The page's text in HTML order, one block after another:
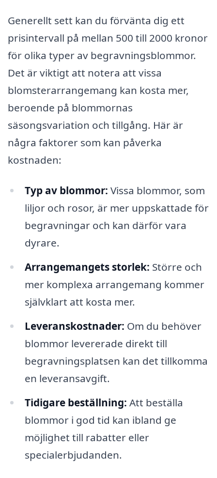
Generellt sett kan du förvänta dig ett
prisintervall på mellan 500 till 2000 kronor
för olika typer av begravningsblommor.
Det är viktigt att notera att vissa
blomsterarrangemang kan kosta mer,
beroende på blommornas
säsongsvariation och tillgång. Här är
några faktorer som kan påverka
kostnaden:
Typ av blommor: Vissa blommor, som
liljor och rosor, är mer uppskattade för
begravningar och kan därför vara
dyrare.
Arrangemangets storlek: Större och
mer komplexa arrangemang kommer
självklart att kosta mer.
Leveranskostnader: Om du behöver
blommor levererade direkt till
begravningsplatsen kan det tillkomma
en leveransavgift.
Tidigare beställning: Att beställa
blommor i god tid kan ibland ge
möjlighet till rabatter eller
specialerbjudanden.